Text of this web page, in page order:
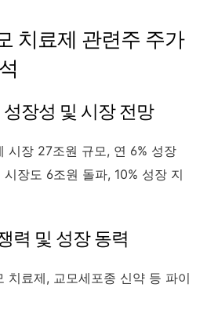
치료제 관련주 주가
장성 및 시장 전망
시장 27조원 규모, 연 6% 성장
장도 6조원 돌파, 10% 성장 지
력 및 성장 동력
치료제, 교모세포종 신약 등 파이